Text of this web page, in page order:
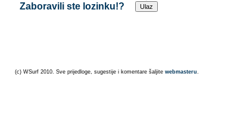
Zaboravili ste lozinku!?
(c) WSurf 2010. Sve prijedloge, sugestije i komentare šaljite webmasteru